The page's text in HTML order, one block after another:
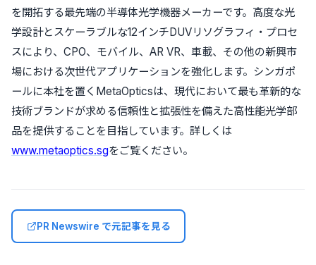
を開拓する最先端の半導体光学機器メーカーです。高度な光
学設計とスケーラブルな12インチDUVリソグラフィ・プロセ
スにより、CPO、モバイル、AR VR、車載、その他の新興市
場における次世代アプリケーションを強化します。シンガポ
ールに本社を置くMetaOpticsは、現代において最も革新的な
技術ブランドが求める信頼性と拡張性を備えた高性能光学部
品を提供することを目指しています。詳しくは
www.metaoptics.sgをご覧ください。
PR Newswire で元記事を見る